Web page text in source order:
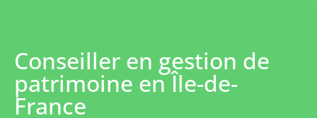
Conseiller en gestion de
patrimoine en Île-de-
France